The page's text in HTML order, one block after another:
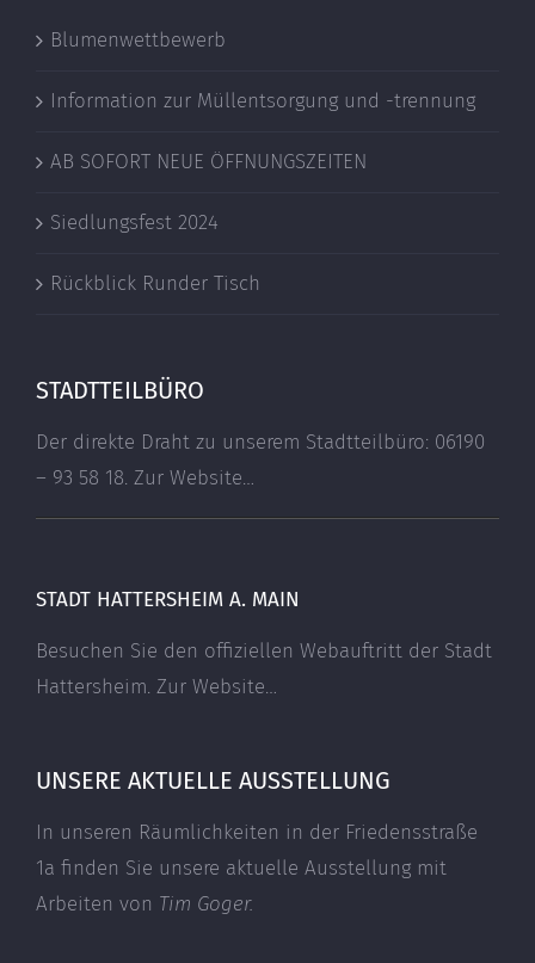
Blumenwettbewerb
Information zur Müllentsorgung und -trennung
AB SOFORT NEUE ÖFFNUNGSZEITEN
Siedlungsfest 2024
Rückblick Runder Tisch
STADTTEILBÜRO
Der direkte Draht zu unserem Stadtteilbüro: 06190
– 93 58 18. Zur Website…
STADT HATTERSHEIM A. MAIN
Besuchen Sie den offiziellen Webauftritt der Stadt
Hattersheim. Zur Website…
UNSERE AKTUELLE AUSSTELLUNG
In unseren Räumlichkeiten in der Friedensstraße
1a finden Sie unsere aktuelle Ausstellung mit
Arbeiten von Tim Goger.